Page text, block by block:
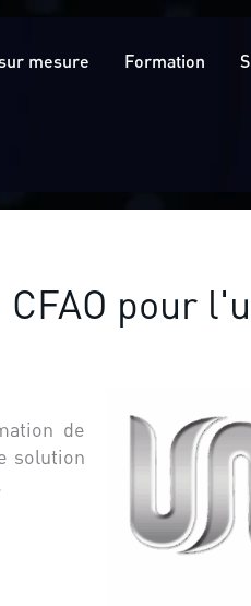
mesure Formation
pour
de
solution